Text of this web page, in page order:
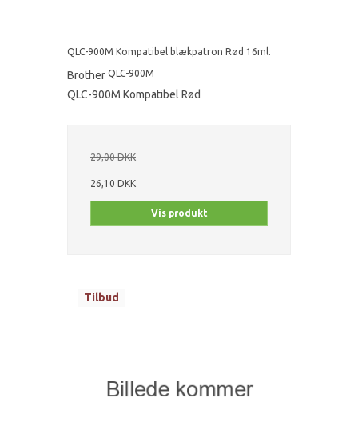
QLC-900M Kompatibel blækpatron Rød 16ml.
Brother QLC-900M
QLC-900M Kompatibel Rød
29,00 DKK
26,10 DKK
Vis produkt
Tilbud